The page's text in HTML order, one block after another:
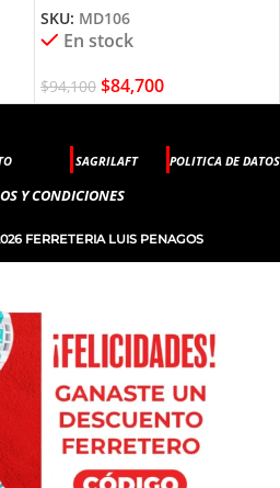
SKU: MD106
En stock
$94,100 $84,700
SAGRILAFT POLITICA DE DATOS
Y CONDICIONES
FERRETERIA LUIS PENAGOS